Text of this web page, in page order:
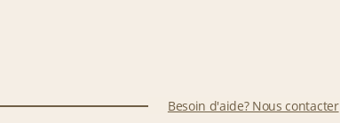
Besoin d'aide? Nous contacter